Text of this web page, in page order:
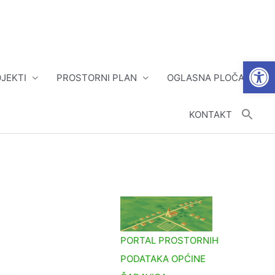
PROSTORNI PLAN OGLASNA PLOČA
KONTAKT
PORTAL PROSTORNIH
PODATAKA OPĆINE